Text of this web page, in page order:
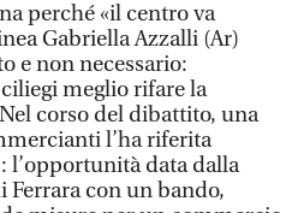
perché «il centro va
Gabriella Azzalli (Ar)
e non necessario:
meglio rifare la
corso del dibattito, una
l’ha riferita
l’opportunità data dalla
Ferrara con un bando,